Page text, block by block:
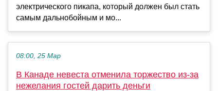
электрического пикапа, который должен был стать
самым дальнобойным и мо...
08:00, 25 Мар
В Канаде невеста отменила торжество из-за
нежелания гостей дарить деньги